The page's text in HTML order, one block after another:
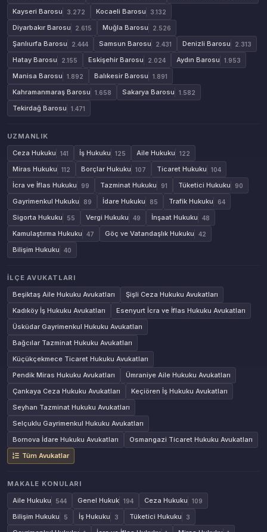
Kayseri Barosu 3.272 Kocaeli Barosu 3.132
Diyarbakır Barosu 2.615 Muğla Barosu 2.526
Şanlıurfa Barosu 2.444 Samsun Barosu 2.431 Denizli Barosu 2.313
Hatay Barosu 2.155 Eskişehir Barosu 2.024 Aydın Barosu 1.953
Manisa Barosu 1.892 Balıkesir Barosu 1.891
Kahramanmaraş Barosu 1.658 Sakarya Barosu 1.582
Tekirdağ Barosu 1.471
UZMANLIK
Ceza Hukuku
141 İş Hukuku 125 Aile Hukuku 122
Miras Hukuku 112 Borçlar Hukuku 107 Ticaret Hukuku 104
İcra ve İflas Hukuku 99 Tazminat Hukuku 91 Tüketici Hukuku 90
Gayrimenkul Hukuku 89 İdare Hukuku 85 Trafik Hukuku 64
Sigorta Hukuku 55 Vergi Hukuku 49 İnşaat Hukuku 48
Kamulaştırma Hukuku 47 Göç ve Vatandaşlık Hukuku 42
Bilişim Hukuku 40
İLÇE AVUKATLARI
Beşiktaş Aile Hukuku Avukatları
Şişli Ceza Hukuku Avukatları
Kadıköy İş Hukuku Avukatları
Esenyurt İcra ve İflas Hukuku Avukatları
Üsküdar Gayrimenkul Hukuku Avukatları
Bağcılar Tazminat Hukuku Avukatları
Küçükçekmece Ticaret Hukuku Avukatları
Pendik Miras Hukuku Avukatları
Ümraniye Aile Hukuku Avukatları
Çankaya Ceza Hukuku Avukatları
Keçiören İş Hukuku Avukatları
Seyhan Tazminat Hukuku Avukatları
Selçuklu Gayrimenkul Hukuku Avukatları
Bornova İdare Hukuku Avukatları
Osmangazi Ticaret Hukuku Avukatları
Tüm Avukatlar
MAKALE KONULARI
Aile Hukuku
544 Genel Hukuk 194 Ceza Hukuku 109
Bilişim Hukuku 5 İş Hukuku 3 Tüketici Hukuku 3